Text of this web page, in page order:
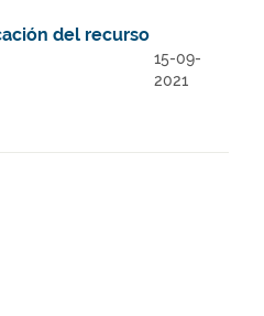
del recurso
15-09-
2021